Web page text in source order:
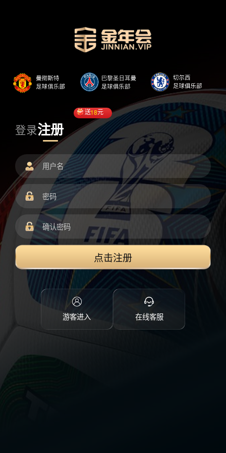
登录注册
送18元
点击注册
游客进入 在线客服